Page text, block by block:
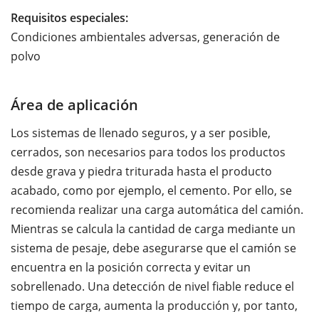
Requisitos especiales:
Condiciones ambientales adversas, generación de
polvo
Área de aplicación
Los sistemas de llenado seguros, y a ser posible,
cerrados, son necesarios para todos los productos
desde grava y piedra triturada hasta el producto
acabado, como por ejemplo, el cemento. Por ello, se
recomienda realizar una carga automática del camión.
Mientras se calcula la cantidad de carga mediante un
sistema de pesaje, debe asegurarse que el camión se
encuentra en la posición correcta y evitar un
sobrellenado. Una detección de nivel fiable reduce el
tiempo de carga, aumenta la producción y, por tanto,